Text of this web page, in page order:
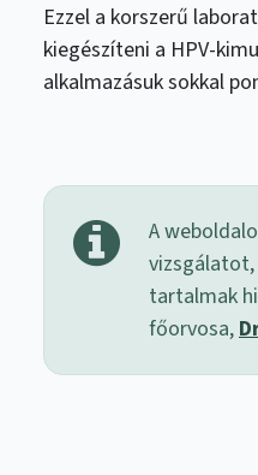
Ezzel a korszerű
kiegészíteni a HPV-
alkalmazásuk sokkal
A
tartalmak
főorvosa,